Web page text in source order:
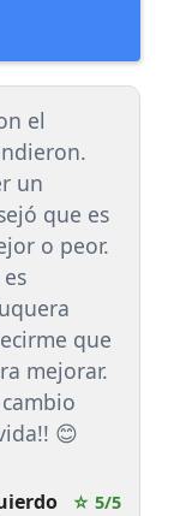
el
un
que es
o peor.
que
mejorar.
😊
☆ 5/5